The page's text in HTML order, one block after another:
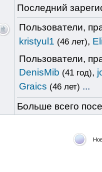
Последний
Пользователи,
kristyul1 (46 лет),
Пользователи,
DenisMib (41 год),
Graics (46 лет) ...
Больше всего